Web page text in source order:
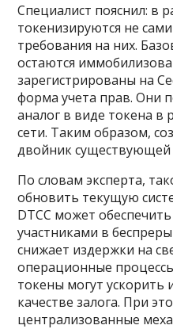
Специалист пояснил: в
токенизируются не
требования на них.
остаются
зарегистрированы на
форма учета прав. Они
аналог в виде токена в
сети. Таким образом,
двойник существующей
По словам эксперта,
обновить текущую
DTCC может
участниками в
снижает издержки на
операционные
токены могут ускорить
качестве залога. При
централизованные